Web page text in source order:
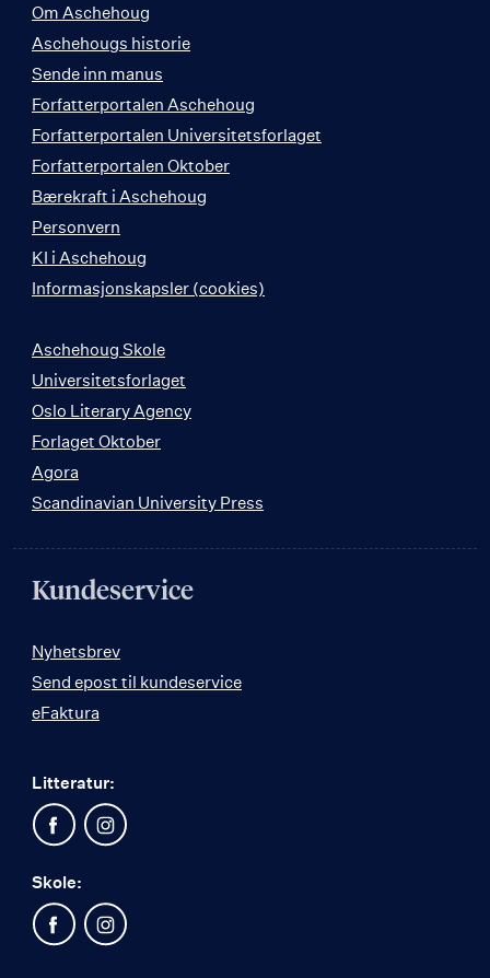
Om Aschehoug
Aschehougs historie
Sende inn manus
Forfatterportalen Aschehoug
Forfatterportalen Universitetsforlaget
Forfatterportalen Oktober
Bærekraft i Aschehoug
Personvern
KI i Aschehoug
Informasjonskapsler (cookies)
Aschehoug Skole
Universitetsforlaget
Oslo Literary Agency
Forlaget Oktober
Agora
Scandinavian University Press
Kundeservice
Nyhetsbrev
Send epost til kundeservice
eFaktura
Litteratur:
Skole: